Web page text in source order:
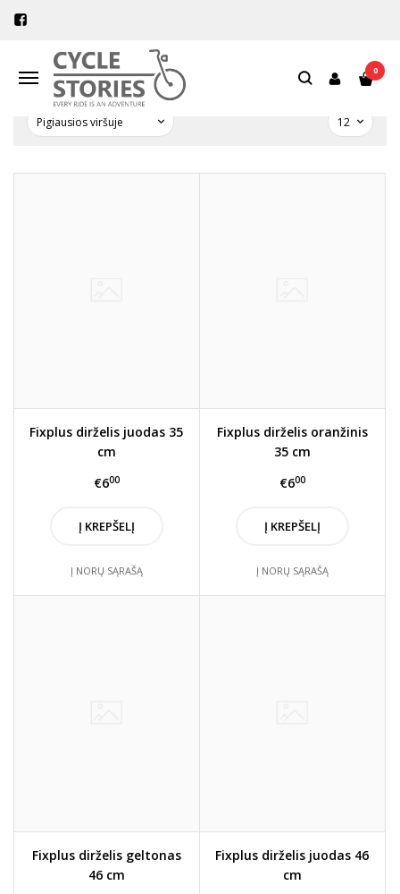
Navigacija
0
PREKIŲ PAIEŠKA - CARGO CAGE
Pagrindinis Prekių paieška
Fixplus dirželis juodas 35
cm
€600
Į KREPŠELĮ
Į NORŲ SĄRAŠĄ
Fixplus dirželis oranžinis
35 cm
€600
Į KREPŠELĮ
Į NORŲ SĄRAŠĄ
Fixplus dirželis geltonas
46 cm
Fixplus dirželis juodas 46
cm